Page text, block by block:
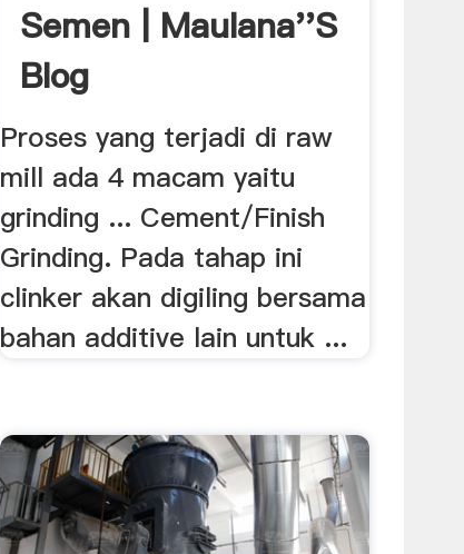
Semen | Maulana''s
Blog
Proses yang terjadi di raw
mill ada 4 macam yaitu
grinding ... Cement/Finish
Grinding. Pada tahap ini
clinker akan digiling bersama
bahan additive lain untuk ...